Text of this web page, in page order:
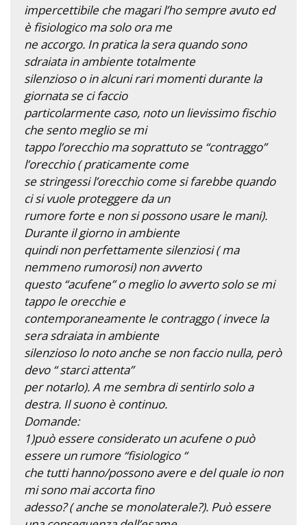
impercettibile che magari l’ho sempre avuto ed
è fisiologico ma solo ora me
ne accorgo. In pratica la sera quando sono
sdraiata in ambiente totalmente
silenzioso o in alcuni rari momenti durante la
giornata se ci faccio
particolarmente caso, noto un lievissimo fischio
che sento meglio se mi
tappo l’orecchio ma soprattuto se “contraggo”
l’orecchio ( praticamente come
se stringessi l’orecchio come si farebbe quando
ci si vuole proteggere da un
rumore forte e non si possono usare le mani).
Durante il giorno in ambiente
quindi non perfettamente silenziosi ( ma
nemmeno rumorosi) non avverto
questo “acufene” o meglio lo avverto solo se mi
tappo le orecchie e
contemporaneamente le contraggo ( invece la
sera sdraiata in ambiente
silenzioso lo noto anche se non faccio nulla, però
devo “ starci attenta”
per notarlo). A me sembra di sentirlo solo a
destra. Il suono è continuo.
Domande:
1)può essere considerato un acufene o può
essere un rumore “fisiologico “
che tutti hanno/possono avere e del quale io non
mi sono mai accorta fino
adesso? ( anche se monolaterale?). Può essere